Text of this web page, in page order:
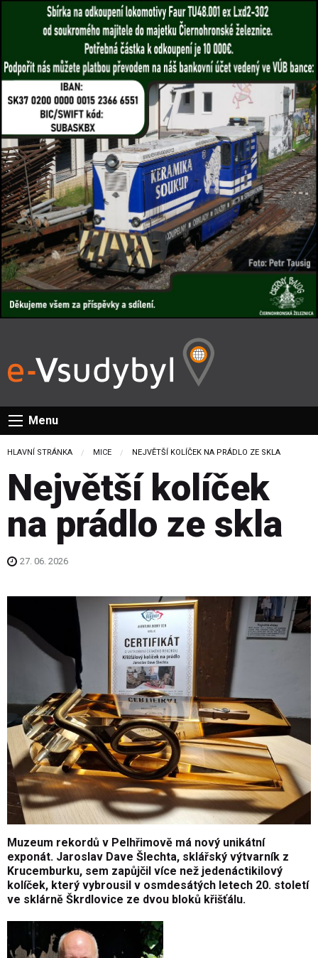
Menu
HLAVNÍ STRÁNKA MICE CURRENT:
NEJVĚTŠÍ KOLÍČEK NA PRÁDLO ZE SKLA
Největší kolíček
na prádlo ze skla
27. 06. 2026
Muzeum rekordů v Pelhřimově má nový unikátní
exponát. Jaroslav Dave Šlechta, sklářský výtvarník z
Krucemburku, sem zapůjčil více než jedenáctikilový
kolíček, který vybrousil v osmdesátých letech 20. století
ve sklárně Škrdlovice ze dvou bloků křišťálu.